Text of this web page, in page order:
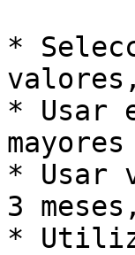
*
* Usar
* Usar
3
*